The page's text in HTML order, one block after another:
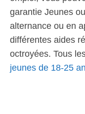
garantie Jeunes
alternance ou en
différentes aides
octroyées. Tous
jeunes de 18-25